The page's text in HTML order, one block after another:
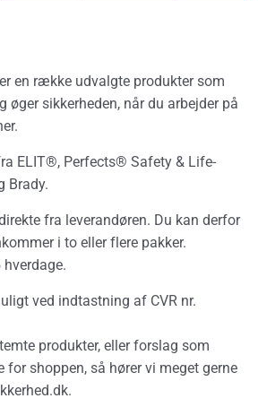
en række udvalgte produkter som
øger sikkerheden, når du arbejder på
ELIT®, Perfects® Safety & Life-
Brady.
fra leverandøren. Du kan derfor
i to eller flere pakker.
hverdage.
ved indtastning af CVR nr.
produkter, eller forslag som
for shoppen, så hører vi meget gerne